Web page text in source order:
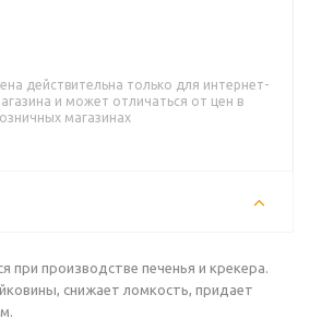
действительна только для интернет-
и может отличаться от цен в
магазинах
при производстве печенья и крекера.
снижает ломкость, придает